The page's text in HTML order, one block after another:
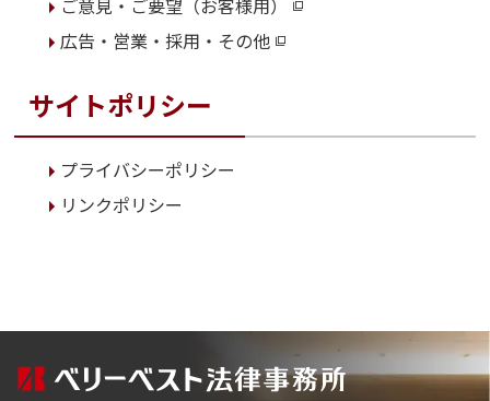
ご意見・ご要望（お客様用）
広告・営業・採用・その他
サイトポリシー
プライバシーポリシー
リンクポリシー